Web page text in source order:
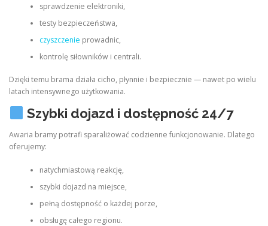
sprawdzenie elektroniki,
testy bezpieczeństwa,
czyszczenie prowadnic,
kontrolę siłowników i centrali.
Dzięki temu brama działa cicho, płynnie i bezpiecznie — nawet po wielu
latach intensywnego użytkowania.
Szybki dojazd i dostępność 24/7
Awaria bramy potrafi sparaliżować codzienne funkcjonowanie. Dlatego
oferujemy:
natychmiastową reakcję,
szybki dojazd na miejsce,
pełną dostępność o każdej porze,
obsługę całego regionu.